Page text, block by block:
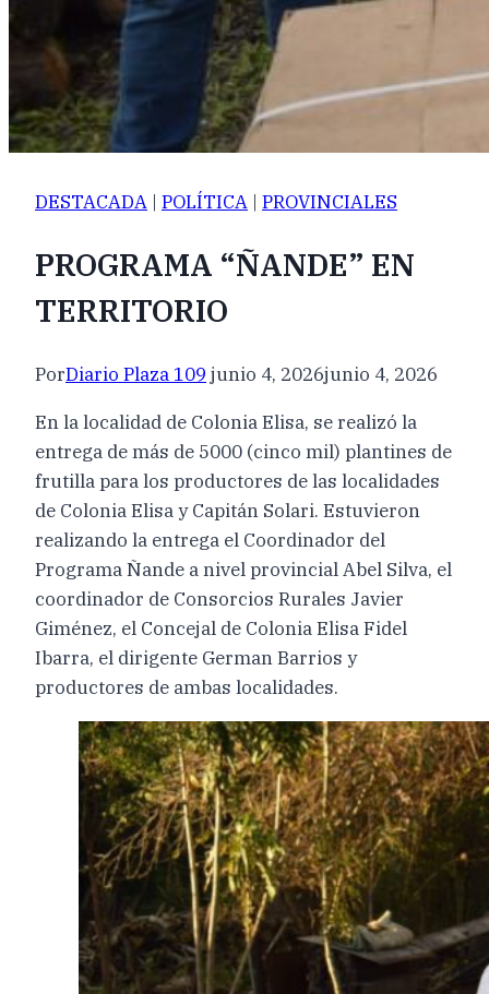
DESTACADA | POLÍTICA | PROVINCIALES
PROGRAMA “ÑANDE” EN
TERRITORIO
PorDiario Plaza 109 junio 4, 2026junio 4, 2026
En la localidad de Colonia Elisa, se realizó la
entrega de más de 5000 (cinco mil) plantines de
frutilla para los productores de las localidades
de Colonia Elisa y Capitán Solari. Estuvieron
realizando la entrega el Coordinador del
Programa Ñande a nivel provincial Abel Silva, el
coordinador de Consorcios Rurales Javier
Giménez, el Concejal de Colonia Elisa Fidel
Ibarra, el dirigente German Barrios y
productores de ambas localidades.